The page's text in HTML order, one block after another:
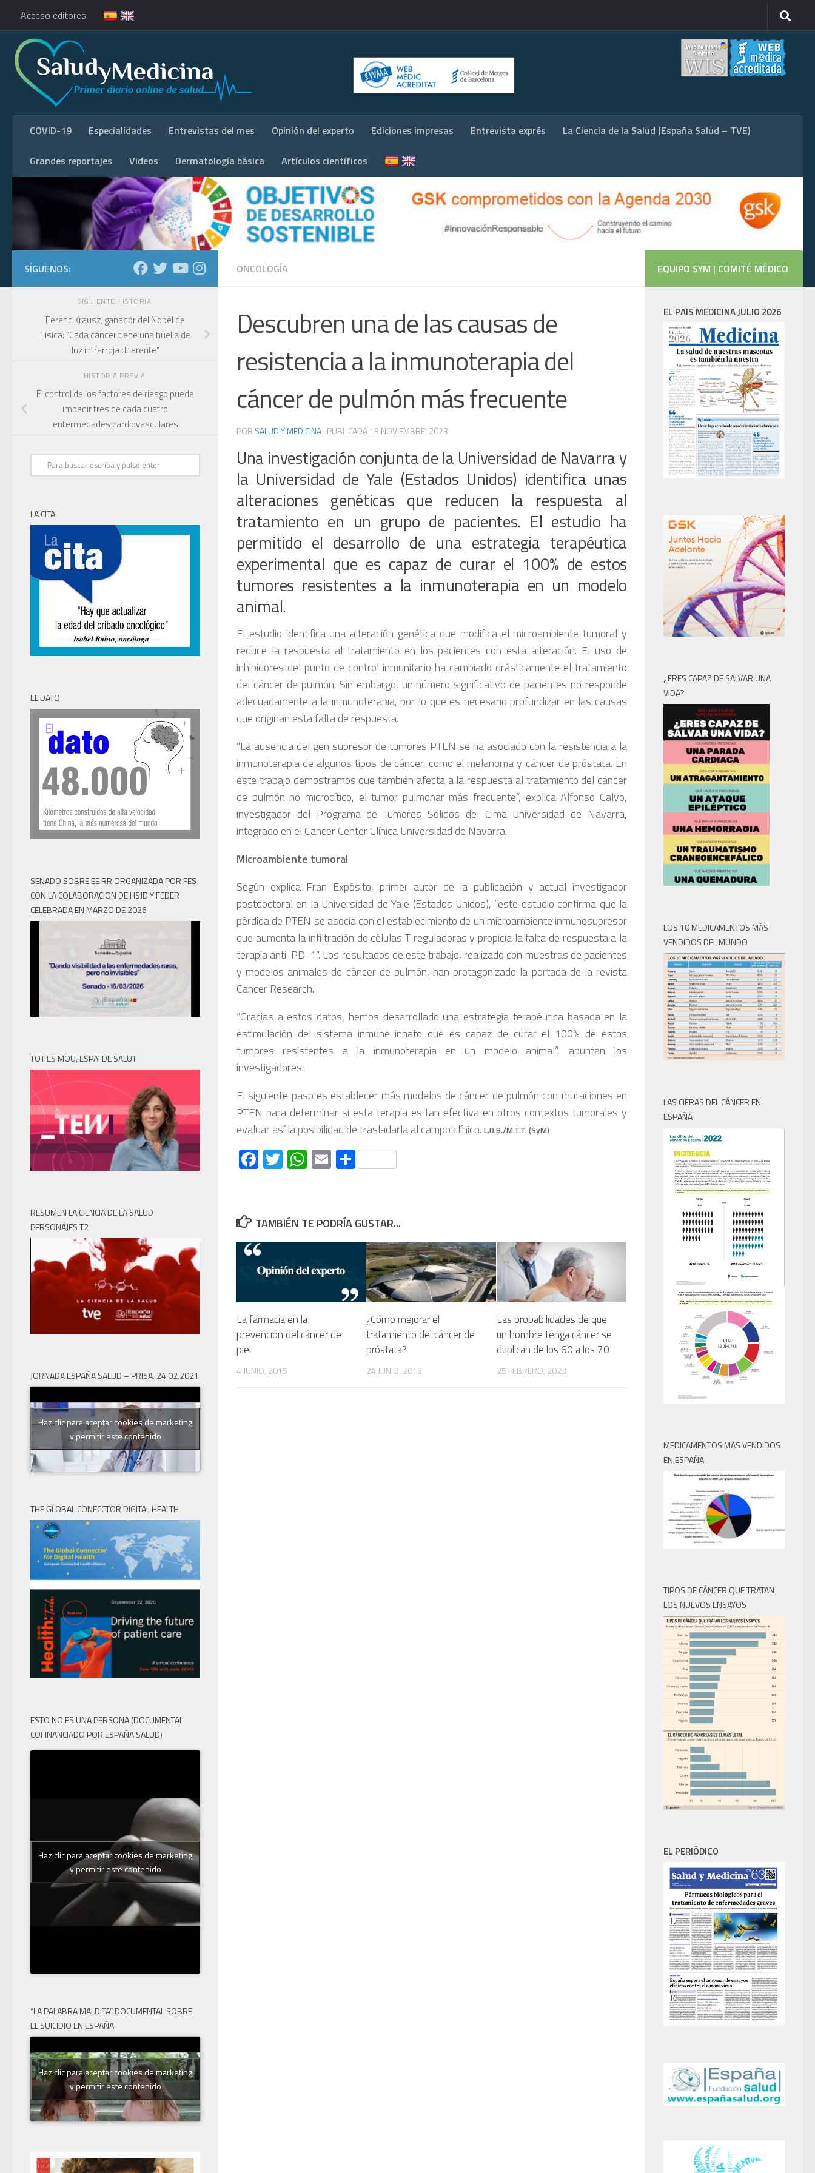
Acceso editores
COVID-19 Especialidades Entrevistas del mes Opinión del experto Ediciones impresas Entrevista exprés La Ciencia de la Salud (España Salud – TVE)
Grandes reportajes Videos Dermatología básica Artículos científicos
ONCOLOGÍA
Descubren una de las causas de
resistencia a la inmunoterapia del
cáncer de pulmón más frecuente
POR SALUD Y MEDICINA· PUBLICADA19 NOVIEMBRE, 2023
Una investigación conjunta de la Universidad de Navarra y
la Universidad de Yale (Estados Unidos) identifica unas
alteraciones genéticas que reducen la respuesta al
tratamiento en un grupo de pacientes. El estudio ha
permitido el desarrollo de una estrategia terapéutica
experimental que es capaz de curar el 100% de estos
tumores resistentes a la inmunoterapia en un modelo
animal.
El estudio identifica una alteración genética que modifica el microambiente tumoral y
reduce la respuesta al tratamiento en los pacientes con esta alteración. El uso de
inhibidores del punto de control inmunitario ha cambiado drásticamente el tratamiento
del cáncer de pulmón. Sin embargo, un número significativo de pacientes no responde
adecuadamente a la inmunoterapia, por lo que es necesario profundizar en las causas
que originan esta falta de respuesta.
“La ausencia del gen supresor de tumores PTEN se ha asociado con la resistencia a la
inmunoterapia de algunos tipos de cáncer, como el melanoma y cáncer de próstata. En
este trabajo demostramos que también afecta a la respuesta al tratamiento del cáncer
de pulmón no microcítico, el tumor pulmonar más frecuente”, explica Alfonso Calvo,
investigador del Programa de Tumores Sólidos del Cima Universidad de Navarra,
integrado en el Cancer Center Clínica Universidad de Navarra.
Microambiente tumoral
Según explica Fran Expósito, primer autor de la publicación y actual investigador
postdoctoral en la Universidad de Yale (Estados Unidos), “este estudio confirma que la
pérdida de PTEN se asocia con el establecimiento de un microambiente inmunosupresor
que aumenta la infiltración de células T reguladoras y propicia la falta de respuesta a la
terapia anti-PD-1”. Los resultados de este trabajo, realizado con muestras de pacientes
y modelos animales de cáncer de pulmón, han protagonizado la portada de la revista
Cancer Research.
“Gracias a estos datos, hemos desarrollado una estrategia terapéutica basada en la
estimulación del sistema inmune innato que es capaz de curar el 100% de estos
tumores resistentes a la inmunoterapia en un modelo animal”, apuntan los
investigadores.
El siguiente paso es establecer más modelos de cáncer de pulmón con mutaciones en
PTEN para determinar si esta terapia es tan efectiva en otros contextos tumorales y
evaluar así la posibilidad de trasladarla al campo clínico. L.D.B./M.T.T. (SyM)
Facebook
Twitter
WhatsApp
EmailCompartir
TAMBIÉN TE PODRÍA GUSTAR...
La farmacia en la
prevención del cáncer de
piel
4 JUNIO, 2015
¿Cómo mejorar el
tratamiento del cáncer de
próstata?
24 JUNIO, 2019
Las probabilidades de que
un hombre tenga cáncer se
duplican de los 60 a los 70
25 FEBRERO, 2023
SÍGUENOS:
SIGUIENTE HISTORIA
Ferenc Krausz, ganador del Nobel de
Física: “Cada cáncer tiene una huella de
luz infrarroja diferente”
HISTORIA PREVIA
El control de los factores de riesgo puede
impedir tres de cada cuatro
enfermedades cardiovasculares
LA CITA
EL DATO
SENADO SOBRE EE RR ORGANIZADA POR FES
CON LA COLABORACION DE HSJD Y FEDER
CELEBRADA EN MARZO DE 2026
TOT ES MOU, ESPAI DE SALUT
RESUMEN LA CIENCIA DE LA SALUD
PERSONAJES T2
JORNADA ESPAÑA SALUD – PRISA. 24.02.2021
Haz clic para aceptar cookies de marketing
y permitir este contenido
THE GLOBAL CONECCTOR DIGITAL HEALTH
ESTO NO ES UNA PERSONA (DOCUMENTAL
COFINANCIADO POR ESPAÑA SALUD)
Haz clic para aceptar cookies de marketing
y permitir este contenido
“LA PALABRA MALDITA” DOCUMENTAL SOBRE
EL SUICIDIO EN ESPAÑA
Haz clic para aceptar cookies de marketing
y permitir este contenido
EQUIPO SYM | COMITÉ MÉDICO
EL PAIS MEDICINA JULIO 2026
¿ERES CAPAZ DE SALVAR UNA
VIDA?
LOS 10 MEDICAMENTOS MÁS
VENDIDOS DEL MUNDO
LAS CIFRAS DEL CÁNCER EN
ESPAÑA
MEDICAMENTOS MÁS VENDIDOS
EN ESPAÑA
TIPOS DE CÁNCER QUE TRATAN
LOS NUEVOS ENSAYOS
EL PERIÓDICO